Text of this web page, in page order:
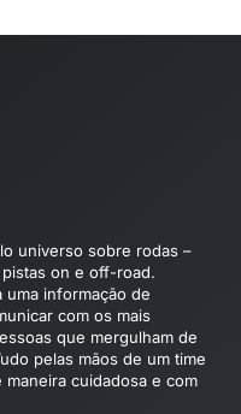
universo sobre rodas –
on e off-road.
informação de
com os mais
que mergulham de
pelas mãos de um time
cuidadosa e com